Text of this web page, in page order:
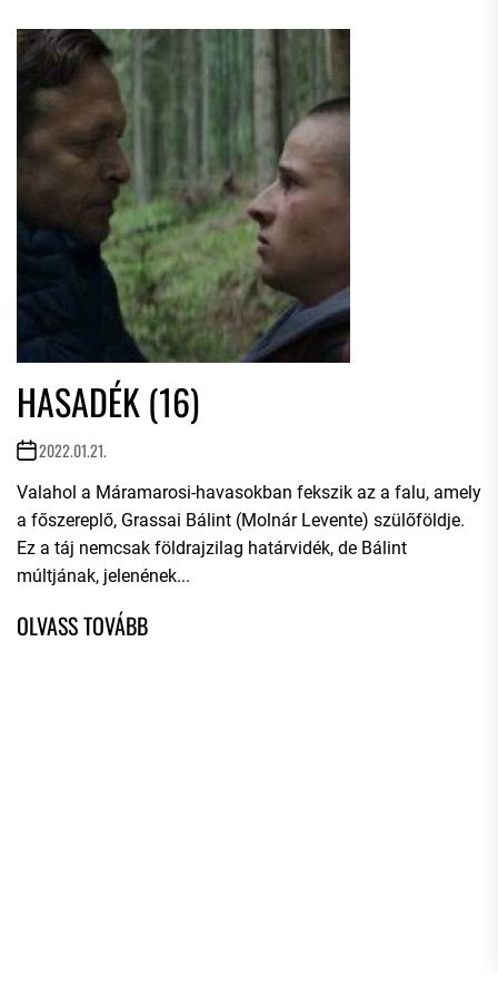
HASADÉK (16)
2022.01.21.
Valahol a Máramarosi-havasokban fekszik az a falu, amely
a főszereplő, Grassai Bálint (Molnár Levente) szülőföldje.
Ez a táj nemcsak földrajzilag határvidék, de Bálint
múltjának, jelenének...